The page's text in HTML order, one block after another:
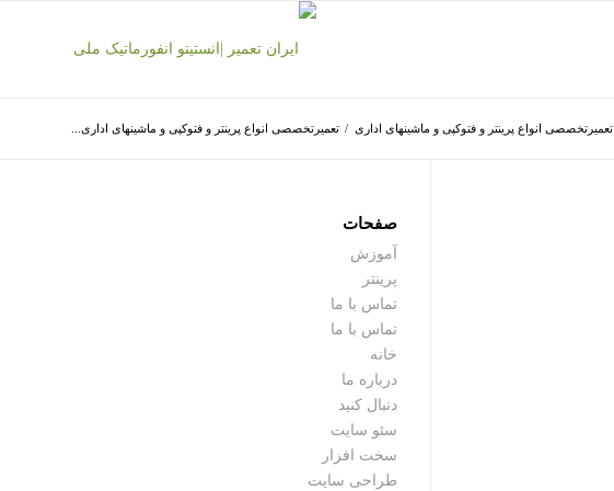
تعمیرتخصصی انواع پرینتر و فتوکپی و ماشینهای اداری / تعمیرتخصصی انواع پرینتر و فتوکپی و ماشینهای اداری...
صفحات
آموزش
پرینتر
تماس با ما
تماس با ما
خانه
درباره ما
دنبال کنید
سئو سایت
سخت افزار
طراحی سایت